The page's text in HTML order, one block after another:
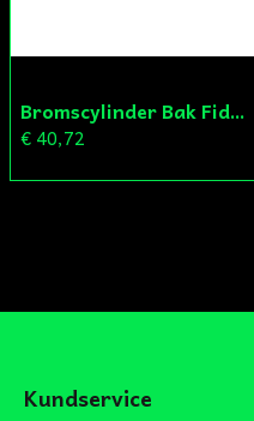
Bromscylinder Bak Fiddy/Cross
€ 40,72
Kundservice